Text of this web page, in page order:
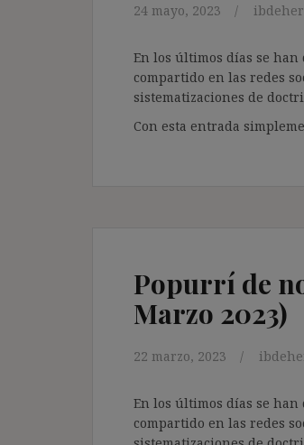
24 mayo, 2023
En los últimos días se
compartido en las redes
sistematizaciones de
Con esta entrada
Popurrí de
Marzo 2023)
22 marzo, 2023
En los últimos días se
compartido en las redes